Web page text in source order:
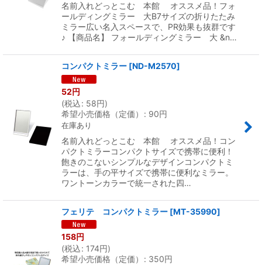
名前入れどっとこむ 本館 オススメ品！フォ
ールディングミラー 大B7サイズの折りたたみ
ミラー広い名入スペースで、PR効果も抜群です
♪ 【商品名】 フォールディングミラー 大 &n…
コンパクトミラー [ND-M2570]
52円
(税込: 58円)
希望小売価格（定価）
: 90円
在庫あり
名前入れどっとこむ 本館 オススメ品！コン
パクトミラーコンパクトサイズで携帯に便利！
飽きのこないシンプルなデザインコンパクトミ
ラーは、手の平サイズで携帯に便利なミラー。
ワントーンカラーで統一された四…
フェリテ コンパクトミラー [MT-35990]
158円
(税込: 174円)
希望小売価格（定価）
: 350円